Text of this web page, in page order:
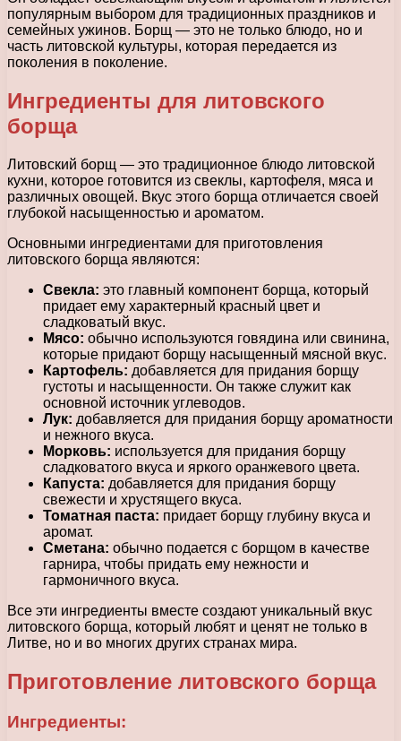
популярным выбором для традиционных праздников и
семейных ужинов. Борщ — это не только блюдо, но и
часть литовской культуры, которая передается из
поколения в поколение.
Ингредиенты для литовского
борща
Литовский борщ — это традиционное блюдо литовской
кухни, которое готовится из свеклы, картофеля, мяса и
различных овощей. Вкус этого борща отличается своей
глубокой насыщенностью и ароматом.
Основными ингредиентами для приготовления
литовского борща являются:
Свекла: это главный компонент борща, который
придает ему характерный красный цвет и
сладковатый вкус.
Мясо: обычно используются говядина или свинина,
которые придают борщу насыщенный мясной вкус.
Картофель: добавляется для придания борщу
густоты и насыщенности. Он также служит как
основной источник углеводов.
Лук: добавляется для придания борщу ароматности
и нежного вкуса.
Морковь: используется для придания борщу
сладковатого вкуса и яркого оранжевого цвета.
Капуста: добавляется для придания борщу
свежести и хрустящего вкуса.
Томатная паста: придает борщу глубину вкуса и
аромат.
Сметана: обычно подается с борщом в качестве
гарнира, чтобы придать ему нежности и
гармоничного вкуса.
Все эти ингредиенты вместе создают уникальный вкус
литовского борща, который любят и ценят не только в
Литве, но и во многих других странах мира.
Приготовление литовского борща
Ингредиенты: